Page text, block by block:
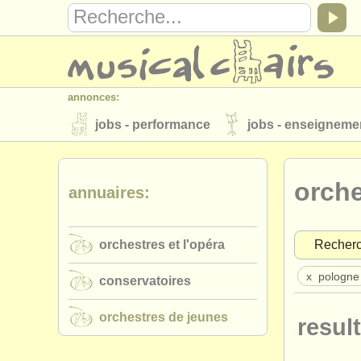
annonces:
jobs - performance jobs -
instruments à vendre instruments
annuaires:
musicalchairs:
contactez
éditeurs:
ajouter votre annonce find out about
x pologne
annuaires:
orchestres et l'opéra
conservatoires
orchestres de jeunes